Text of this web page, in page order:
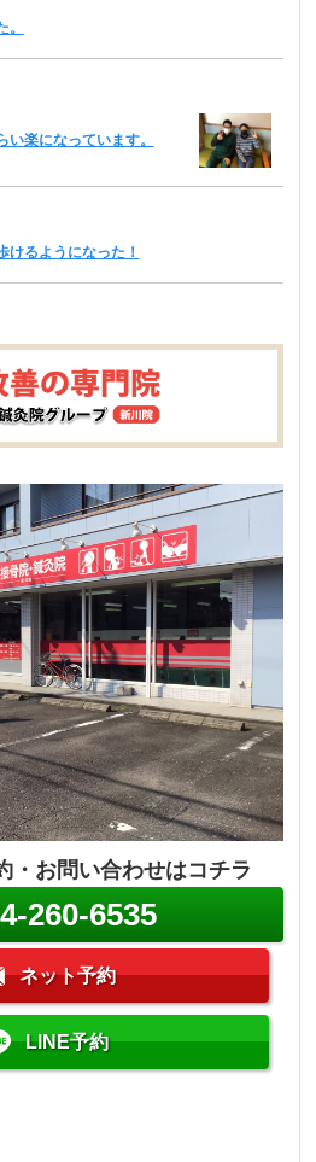
楽になっています。
けるようになった！
・お問い合わせはコチラ
260-6535
ネット予約
LINE予約